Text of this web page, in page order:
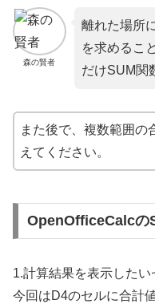
森の賢者
離れた場所
を求めるこ
だけSUM関
また後で、複数範囲の
えてください。
OpenOfficeCalcの
1.計算結果を表示したい
今回はD4のセルに合計